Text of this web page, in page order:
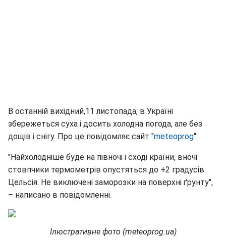
В останній вихідний,11 листопада, в Україні
збережеться суха і досить холодна погода, але без
дощів і снігу. Про це повідомляє сайт "meteoprog".
"Найхолодніше буде на півночі і сході країни, вночі
стовпчики термометрів опустяться до +2 градусів
Цельсія. Не виключені заморозки на поверхні ґрунту",
– написано в повідомленні.
Ілюстративне фото (meteoprog.ua)